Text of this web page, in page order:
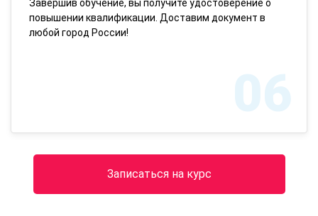
Завершив обучение, вы получите удостоверение о
повышении квалификации. Доставим документ в
любой город России!
06
Записаться на курс